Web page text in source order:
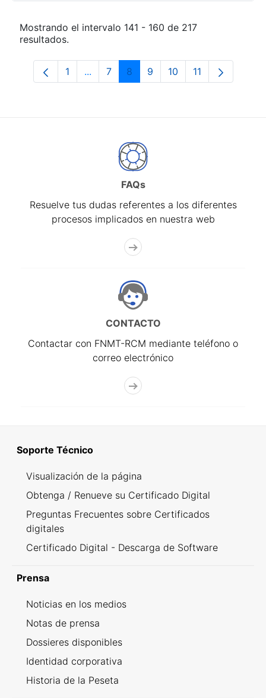
Mostrando el intervalo 141 - 160 de 217
resultados.
Página
1 ...Páginas intermedias Use TAB para
Página
7 Página
8 Página
9 Página
10 Página
11
FAQs
Resuelve tus dudas referentes a los diferentes
procesos implicados en nuestra web
CONTACTO
Contactar con FNMT-RCM mediante teléfono o
correo electrónico
Soporte Técnico
Visualización de la página
Obtenga / Renueve su Certificado Digital
Preguntas Frecuentes sobre Certificados
digitales
Certificado Digital - Descarga de Software
Prensa
Noticias en los medios
Notas de prensa
Dossieres disponibles
Identidad corporativa
Historia de la Peseta